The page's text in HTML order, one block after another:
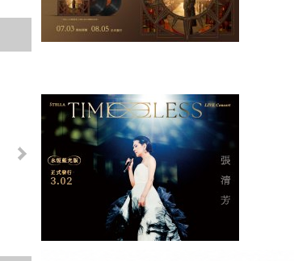
怪奇比莉 BILLIE
蘿兒 Lorde _ 聖女
莎賓娜卡本特
Sabrina ...